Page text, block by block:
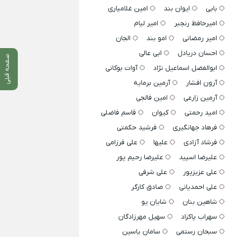
صفحه قبلی
بابی
ایوان بند
امین غلامیاری
امیرحافظ رنجبر
امیر لیام
امیر رمضانی
امو بند
الجان
احسان دریادل
ابی عالی
ابوالفضل اسماعیل نژاد
آوات بوکانی
آرون افشار
آرمین برمایه
آرمین زارعی
امین فالجی
امید رحمتی
کیوان
قاسم فاضلی
فرهاد جهانگیری
فرشید حکمتی
فرشاد آزادی
علیها
علی فرزامی
علیرضا اسپید
علیرضا رحیم پور
علی عزیزپور
علی شرفی
علی احمدیانی
صادق کارگر
شاهین بنان
شایان یو
سهراب پاکزاد
سهیل مهرزادگان
سبحان رستمی
سامان یاسین